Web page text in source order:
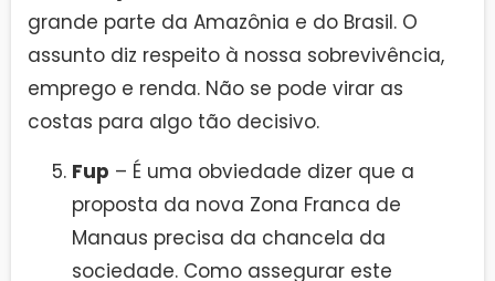
grande parte da Amazônia e do Brasil. O
assunto diz respeito à nossa sobrevivência,
emprego e renda. Não se pode virar as
costas para algo tão decisivo.
Fup – É uma obviedade dizer que a
proposta da nova Zona Franca de
Manaus precisa da chancela da
sociedade. Como assegurar este